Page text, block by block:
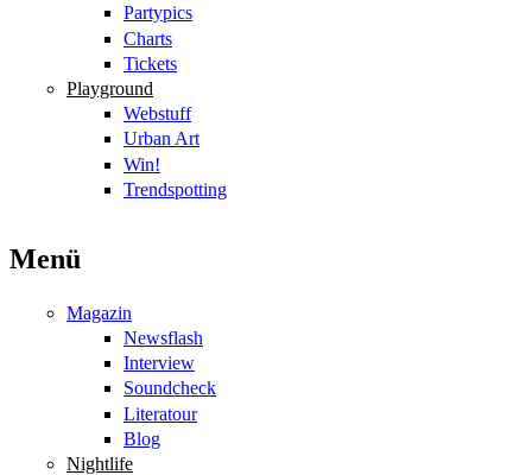
Partypics
Charts
Tickets
Playground
Webstuff
Urban Art
Win!
Trendspotting
Menü
Magazin
Newsflash
Interview
Soundcheck
Literatour
Blog
Nightlife